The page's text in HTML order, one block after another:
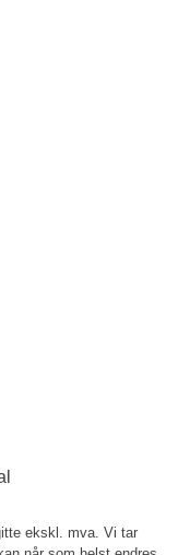
ekskl. mva. Vi tar